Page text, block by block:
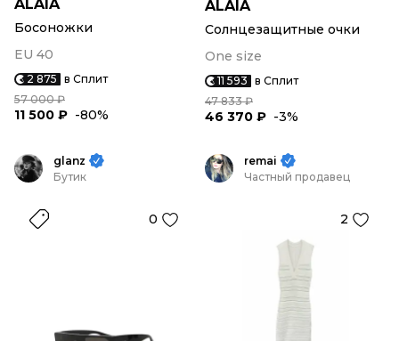
ALAIA
Босоножки
EU 40
2 875 в Сплит
57 000 ₽
11 500 ₽ -80%
ALAIA
Солнцезащитные очки
One size
11 593 в Сплит
47 833 ₽
46 370 ₽ -3%
glanz
Бутик
0
remai
Частный продавец
2